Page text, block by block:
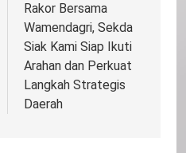
Rakor Bersama
Wamendagri, Sekda
Siak Kami Siap Ikuti
Arahan dan Perkuat
Langkah Strategis
Daerah